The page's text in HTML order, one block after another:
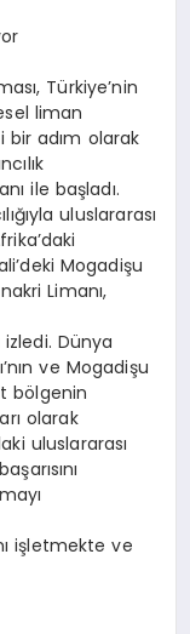
Türkiye’nin
liman
bir adım olarak
ile başladı.
uluslararası
Mogadişu
Limanı,
izledi. Dünya
ve Mogadişu
bölgenin
olarak
uluslararası
işletmekte ve